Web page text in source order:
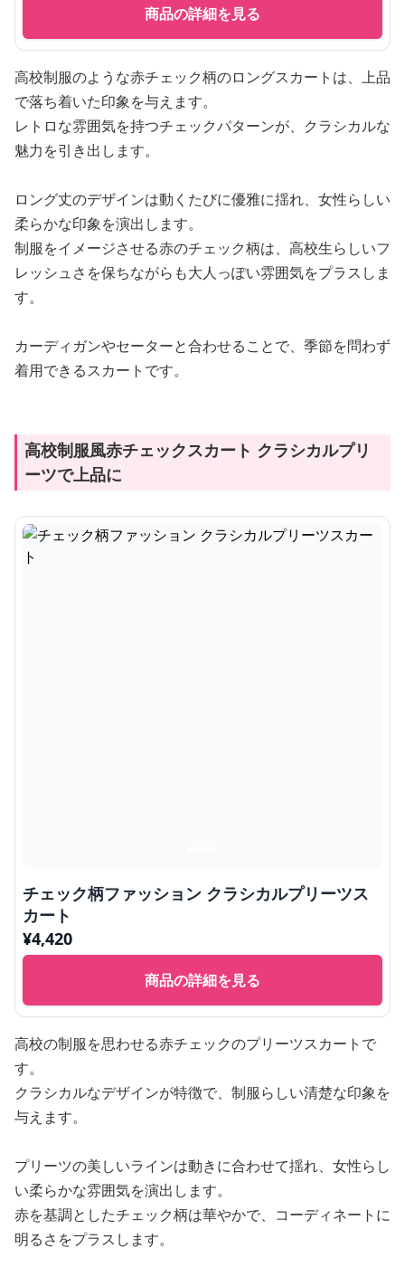
商品の詳細を見る
高校制服のような赤チェック柄のロングスカートは、上品
で落ち着いた印象を与えます。
レトロな雰囲気を持つチェックパターンが、クラシカルな
魅力を引き出します。
ロング丈のデザインは動くたびに優雅に揺れ、女性らしい
柔らかな印象を演出します。
制服をイメージさせる赤のチェック柄は、高校生らしいフ
レッシュさを保ちながらも大人っぽい雰囲気をプラスしま
す。
カーディガンやセーターと合わせることで、季節を問わず
着用できるスカートです。
高校制服風赤チェックスカート クラシカルプリ
ーツで上品に
チェック柄ファッション クラシカルプリーツス
カート
¥4,420
商品の詳細を見る
高校の制服を思わせる赤チェックのプリーツスカートで
す。
クラシカルなデザインが特徴で、制服らしい清楚な印象を
与えます。
プリーツの美しいラインは動きに合わせて揺れ、女性らし
い柔らかな雰囲気を演出します。
赤を基調としたチェック柄は華やかで、コーディネートに
明るさをプラスします。